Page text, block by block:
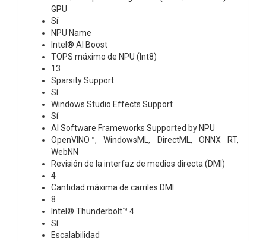
GPU
Sí
NPU Name
Intel® AI Boost
TOPS máximo de NPU (Int8)
13
Sparsity Support
Sí
Windows Studio Effects Support
Sí
AI Software Frameworks Supported by NPU
OpenVINO™, WindowsML, DirectML, ONNX RT,
WebNN
Revisión de la interfaz de medios directa (DMI)
4
Cantidad máxima de carriles DMI
8
Intel® Thunderbolt™ 4
Sí
Escalabilidad